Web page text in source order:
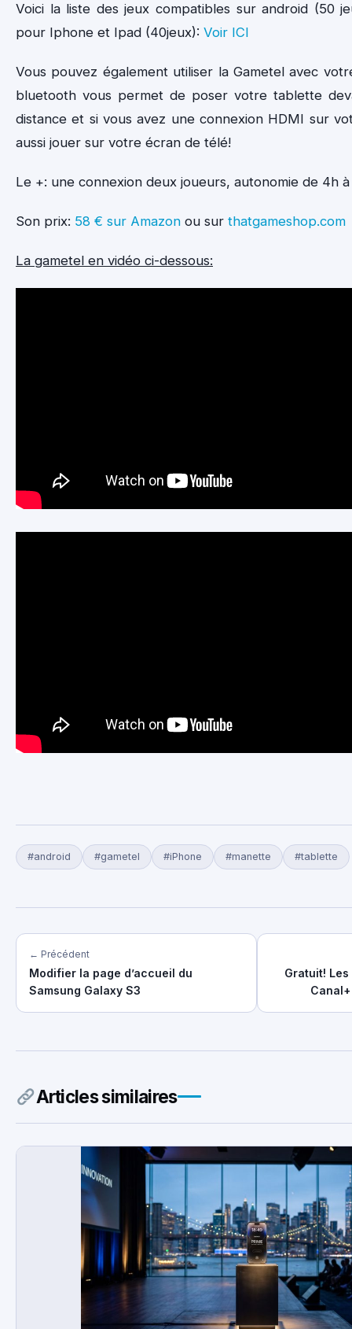
Voici la liste des jeux compatibles sur android (50
pour Iphone et Ipad (40jeux): Voir ICI
Vous pouvez également utiliser la Gametel avec
bluetooth vous permet de poser votre tablette
distance et si vous avez une connexion HDMI sur
aussi jouer sur votre écran de télé!
Le +: une connexion deux joueurs, autonomie de 4h
Son prix: 58 € sur Amazon ou sur thatgameshop.com
La gametel en vidéo ci-dessous:
#android #gametel #iPhone #manette #tablette
← Précédent
Modifier la page d’accueil du
Samsung Galaxy S3
Gratuit!
Articles similaires